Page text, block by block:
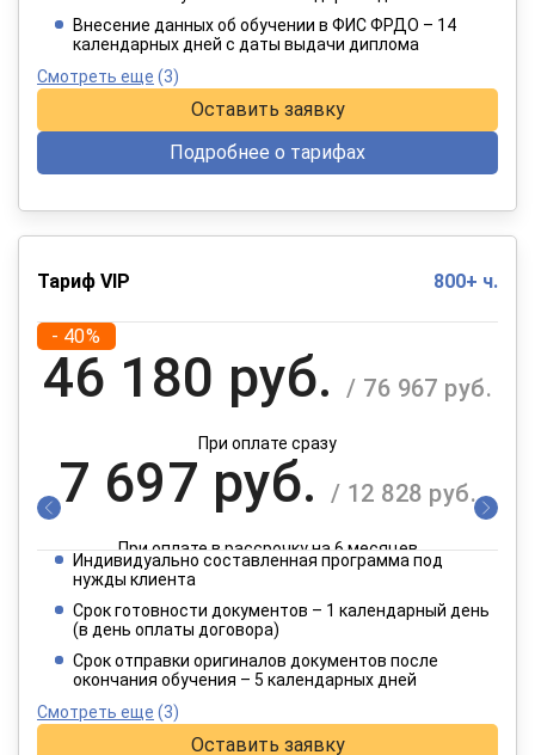
При оплате в рассрочку на 12 месяцев
Внесение данных об обучении в ФИС ФРДО – 14
календарных дней с даты выдачи диплома
Смотреть еще (3)
Оставить заявку
Подробнее о тарифах
Тариф VIP 800+ ч.
- 40%
46 180 руб. / 76 967 руб.
При оплате сразу
7 697 руб. / 12 828 руб.
При оплате в рассрочку на 6 месяцев
3 849 руб. / 6 414 руб.
При оплате в рассрочку на 12 месяцев
Индивидуально составленная программа под
нужды клиента
Срок готовности документов – 1 календарный день
(в день оплаты договора)
Срок отправки оригиналов документов после
окончания обучения – 5 календарных дней
Смотреть еще (3)
Оставить заявку